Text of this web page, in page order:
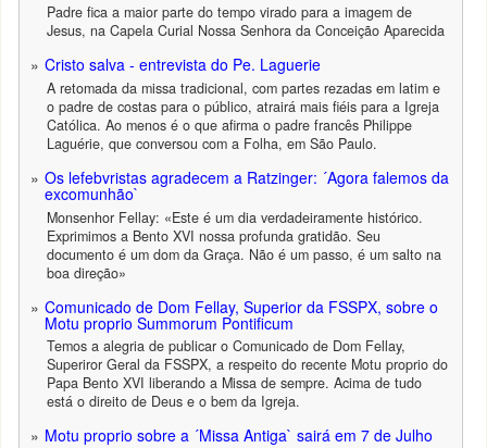
Padre fica a maior parte do tempo virado para a imagem de
Jesus, na Capela Curial Nossa Senhora da Conceição Aparecida
Cristo salva - entrevista do Pe. Laguerie
A retomada da missa tradicional, com partes rezadas em latim e
o padre de costas para o público, atrairá mais fiéis para a Igreja
Católica. Ao menos é o que afirma o padre francês Philippe
Laguérie, que conversou com a Folha, em São Paulo.
Os lefebvristas agradecem a Ratzinger: ´Agora falemos da
excomunhão`
Monsenhor Fellay: «Este é um dia verdadeiramente histórico.
Exprimimos a Bento XVI nossa profunda gratidão. Seu
documento é um dom da Graça. Não é um passo, é um salto na
boa direção»
Comunicado de Dom Fellay, Superior da FSSPX, sobre o
Motu proprio Summorum Pontificum
Temos a alegria de publicar o Comunicado de Dom Fellay,
Superiror Geral da FSSPX, a respeito do recente Motu proprio do
Papa Bento XVI liberando a Missa de sempre. Acima de tudo
está o direito de Deus e o bem da Igreja.
Motu proprio sobre a ´Missa Antiga` sairá em 7 de Julho